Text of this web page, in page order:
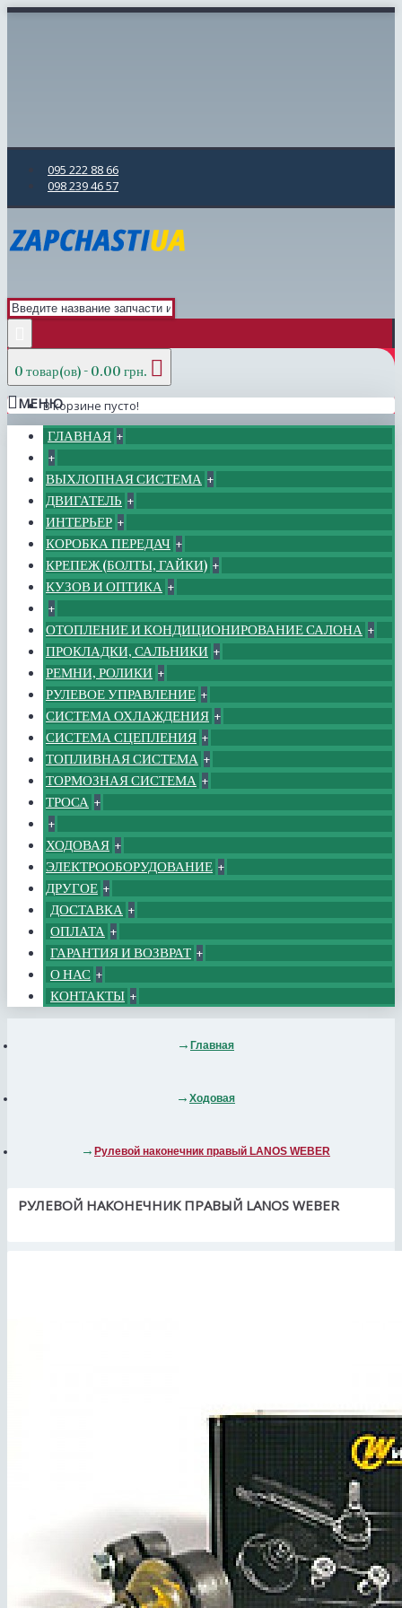
095 222 88 66
098 239 46 57
0 товар(ов) - 0.00 грн.
В корзине пусто!
МЕНЮ
ГЛАВНАЯ +
+
ВЫХЛОПНАЯ СИСТЕМА +
ДВИГАТЕЛЬ +
ИНТЕРЬЕР +
КОРОБКА ПЕРЕДАЧ +
КРЕПЕЖ (БОЛТЫ, ГАЙКИ) +
КУЗОВ И ОПТИКА +
+
ОТОПЛЕНИЕ И КОНДИЦИОНИРОВАНИЕ САЛОНА +
ПРОКЛАДКИ, САЛЬНИКИ +
РЕМНИ, РОЛИКИ +
РУЛЕВОЕ УПРАВЛЕНИЕ +
СИСТЕМА ОХЛАЖДЕНИЯ +
СИСТЕМА СЦЕПЛЕНИЯ +
ТОПЛИВНАЯ СИСТЕМА +
ТОРМОЗНАЯ СИСТЕМА +
ТРОСА +
+
ХОДОВАЯ +
ЭЛЕКТРООБОРУДОВАНИЕ +
ДРУГОЕ +
ДОСТАВКА +
ОПЛАТА +
ГАРАНТИЯ И ВОЗВРАТ +
О НАС +
КОНТАКТЫ +
Главная
Ходовая
Рулевой наконечник правый LANOS WEBER
РУЛЕВОЙ НАКОНЕЧНИК ПРАВЫЙ LANOS WEBER